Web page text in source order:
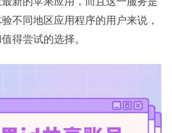
不同地区应用程序的用户来说，
得尝试的选择。